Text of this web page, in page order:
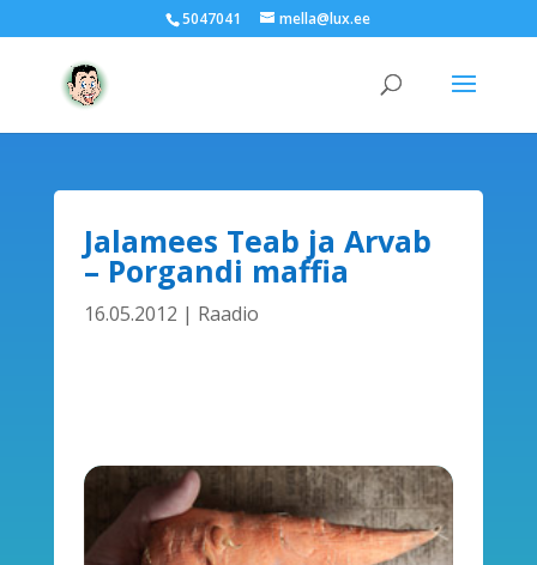
5047041 mella@lux.ee
Jalamees Teab ja Arvab
– Porgandi maffia
16.05.2012 | Raadio